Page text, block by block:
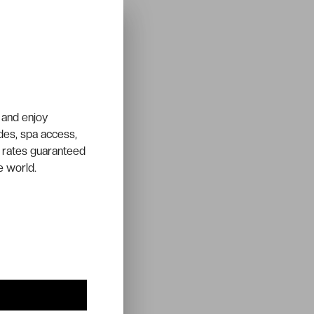
enjoy
spa access,
guaranteed
world.